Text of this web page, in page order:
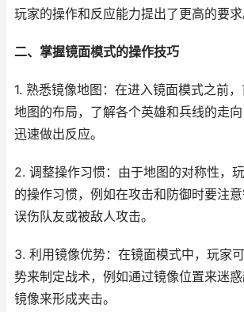
玩家的操作和反应能力提出了更高的要求
二、掌握镜面模式的操作技巧
1. 熟悉镜像地图：在进入镜面模式之前
地图的布局，了解各个英雄和兵线的走
迅速做出反应。
2. 调整操作习惯：由于地图的对称性，
的操作习惯，例如在攻击和防御时要注
误伤队友或被敌人攻击。
3. 利用镜像优势：在镜面模式中，玩家
势来制定战术，例如通过镜像位置来迷
镜像来形成夹击。